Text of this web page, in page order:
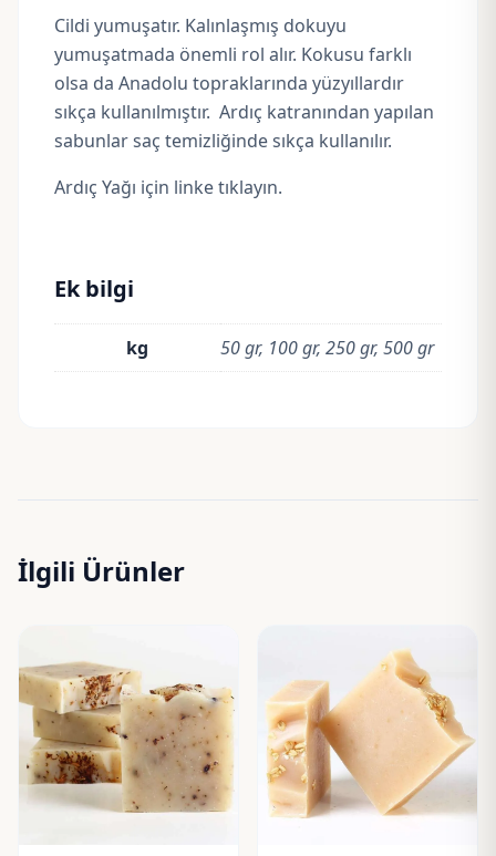
Cildi yumuşatır. Kalınlaşmış dokuyu
yumuşatmada önemli rol alır. Kokusu farklı
olsa da Anadolu topraklarında yüzyıllardır
sıkça kullanılmıştır. Ardıç katranından yapılan
sabunlar saç temizliğinde sıkça kullanılır.
Ardıç Yağı için linke tıklayın.
Ek bilgi
kg 50 gr, 100 gr, 250 gr, 500 gr
İlgili Ürünler